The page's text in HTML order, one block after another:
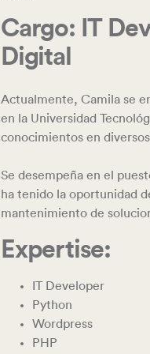
Cargo: IT
Digital
Actualmente, Camila se
en la Universidad
conocimientos en
Se desempeña en el
ha tenido la oportunidad
mantenimiento de
Expertise:
IT Developer
Python
Wordpress
PHP